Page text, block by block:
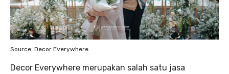
Source: Decor Everywhere
Decor Everywhere merupakan salah satu jasa